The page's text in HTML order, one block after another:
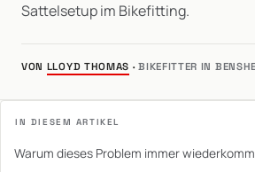
Sattelsetup im Bikefitting.
VON LLOYD THOMAS · BIKEFITTER IN
IN DIESEM ARTIKEL
Warum dieses Problem immer